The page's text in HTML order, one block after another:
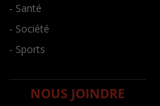
- Santé
- Société
- Sports
NOUS JOINDRE